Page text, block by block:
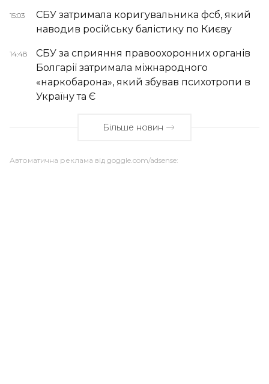
15:03
СБУ затримала коригувальника фсб, який
наводив російську балістику по Києву
14:48
СБУ за сприяння правоохоронних органів
Болгарії затримала міжнародного
«наркобарона», який збував психотропи в
Україну та Є
Більше новин
Автоматична реклама від goggle.com/adsense: